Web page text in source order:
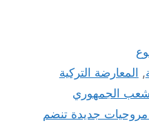
, المعارضة التركية
الجمهوري
مروحيات جديدة تنضم